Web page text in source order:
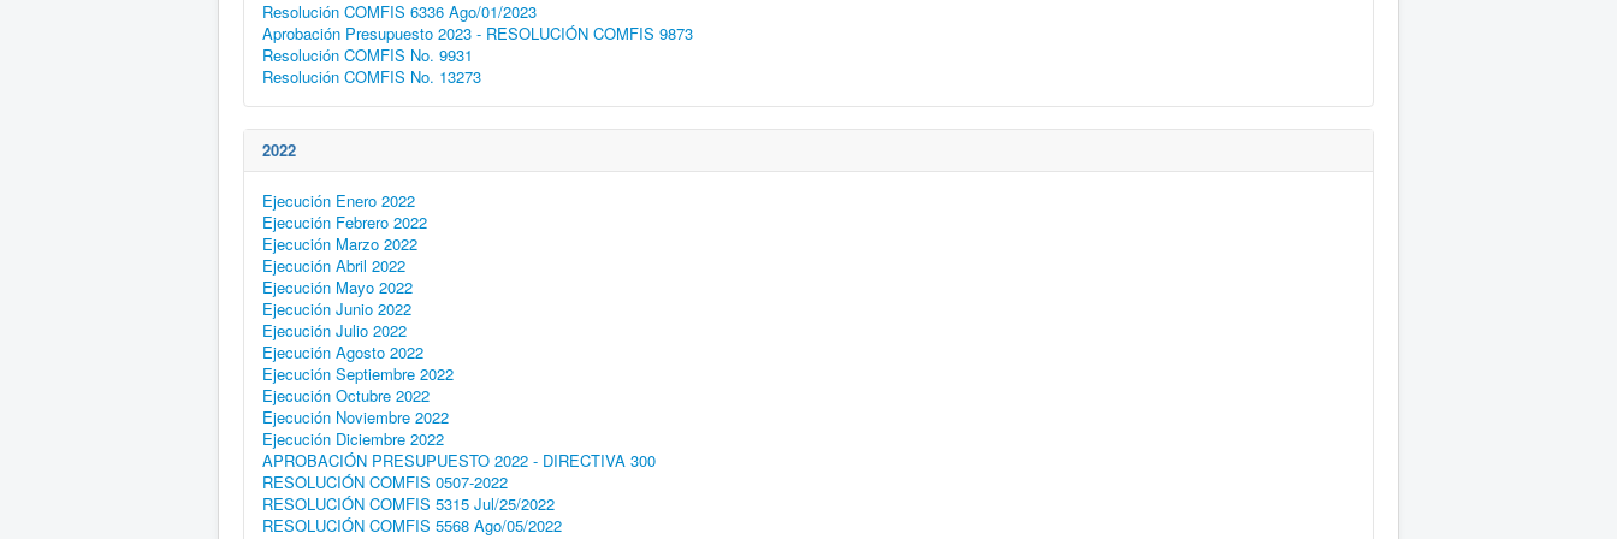
Resolución COMFIS 9409 Dic/27/2024
Resolución COMFIS 6336 Ago/01/2023
Aprobación Presupuesto 2023 - RESOLUCIÓN COMFIS 9873
Resolución COMFIS No. 9931
Resolución COMFIS No. 13273
2022
Ejecución Enero 2022
Ejecución Febrero 2022
Ejecución Marzo 2022
Ejecución Abril 2022
Ejecución Mayo 2022
Ejecución Junio 2022
Ejecución Julio 2022
Ejecución Agosto 2022
Ejecución Septiembre 2022
Ejecución Octubre 2022
Ejecución Noviembre 2022
Ejecución Diciembre 2022
APROBACIÓN PRESUPUESTO 2022 - DIRECTIVA 300
RESOLUCIÓN COMFIS 0507-2022
RESOLUCIÓN COMFIS 5315 Jul/25/2022
RESOLUCIÓN COMFIS 5568 Ago/05/2022